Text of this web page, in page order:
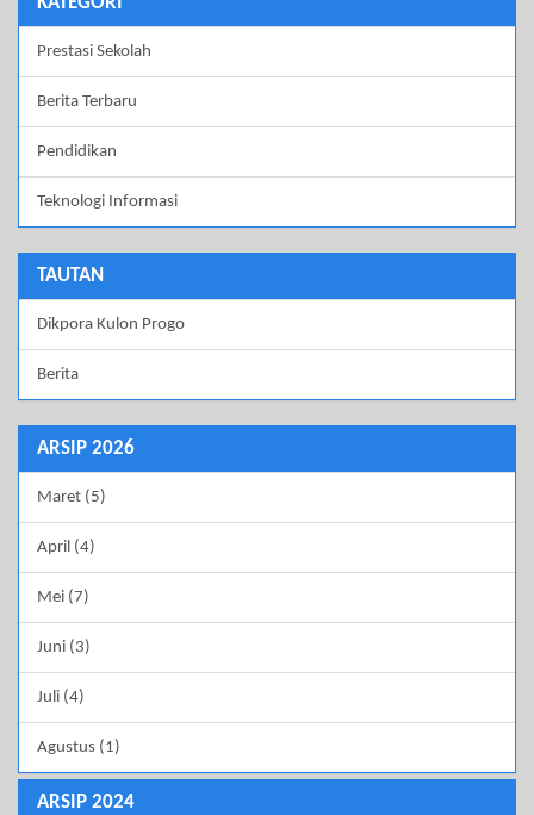
Prestasi Sekolah
Berita Terbaru
Pendidikan
Teknologi Informasi
TAUTAN
Dikpora Kulon Progo
Berita
ARSIP 2026
Maret (5)
April (4)
Mei (7)
Juni (3)
Juli (4)
Agustus (1)
ARSIP 2024